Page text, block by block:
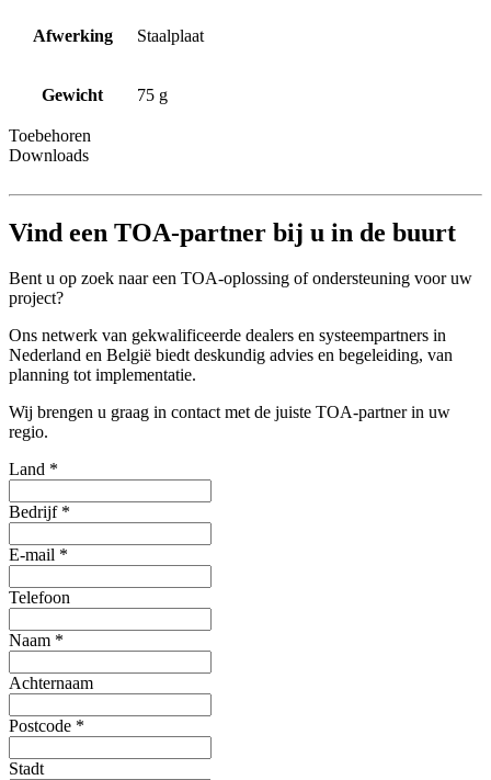
Afwerking Staalplaat
Gewicht 75 g
Toebehoren
Downloads
Vind een TOA-partner bij u in de buurt
Bent u op zoek naar een TOA-oplossing of ondersteuning voor uw
project?
Ons netwerk van gekwalificeerde dealers en systeempartners in
Nederland en België biedt deskundig advies en begeleiding, van
planning tot implementatie.
Wij brengen u graag in contact met de juiste TOA-partner in uw
regio.
Land *
Bedrijf *
E-mail *
Telefoon
Naam *
Achternaam
Postcode *
Stadt